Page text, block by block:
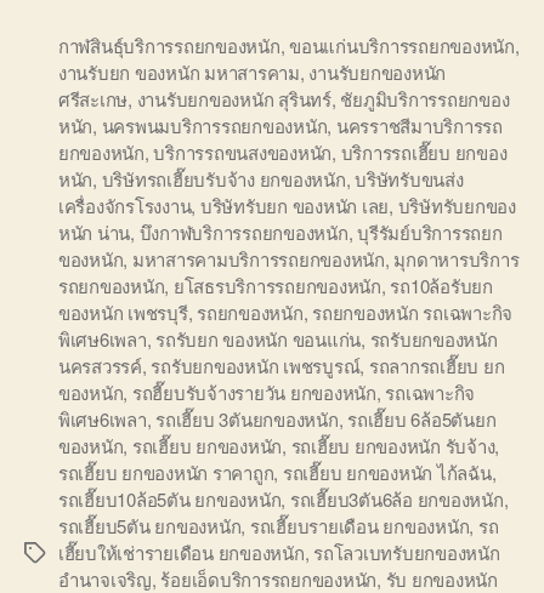
Tags
กาฬสินธุ์บริการรถยกของหนัก,ขอนแก่นบริการรถยกของหนัก,
งานรับยก ของหนัก มหาสารคาม, งานรับยกของหนัก
ศรีสะเกษ, งานรับยกของหนัก สุรินทร์, ชัยภูมิบริการรถยกของ
หนัก, นครพนมบริการรถยกของหนัก, นครราชสีมาบริการรถ
ยกของหนัก,บริการรถขนสงของหนัก, บริการรถเฮี๊ยบ ยกของ
หนัก, บริษัทรถเฮี๊ยบรับจ้าง ยกของหนัก,บริษัทรับขนส่ง
เครื่องจักรโรงงาน, บริษัทรับยก ของหนัก เลย, บริษัทรับยกของ
หนัก น่าน, บึงกาฬบริการรถยกของหนัก,บุรีรัมย์บริการรถยก
ของหนัก, มหาสารคามบริการรถยกของหนัก, มุกดาหารบริการ
รถยกของหนัก, ยโสธรบริการรถยกของหนัก, รถ10ล้อรับยก
ของหนัก เพชรบุรี, รถยกของหนัก, รถยกของหนัก รถเฉพาะกิจ
พิเศษ6เพลา, รถรับยก ของหนัก ขอนแก่น, รถรับยกของหนัก
นครสวรรค์, รถรับยกของหนัก เพชรบูรณ์, รถลากรถเฮี๊ยบ ยก
ของหนัก, รถฮี๊ยบรับจ้างรายวัน ยกของหนัก, รถเฉพาะกิจ
พิเศษ6เพลา, รถเฮี๊ยบ 3ตันยกของหนัก, รถเฮี๊ยบ 6ล้อ5ตันยก
ของหนัก, รถเฮี๊ยบ ยกของหนัก, รถเฮี๊ยบ ยกของหนัก รับจ้าง,
รถเฮี๊ยบ ยกของหนัก ราคาถูก, รถเฮี๊ยบ ยกของหนัก ไก้ลฉัน,
รถเฮี๊ยบ10ล้อ5ตัน ยกของหนัก, รถเฮี๊ยบ3ตัน6ล้อ ยกของหนัก,
รถเฮี๊ยบ5ตัน ยกของหนัก, รถเฮี๊ยบรายเดือน ยกของหนัก, รถ
เฮี๊ยบให้เช่ารายเดือน ยกของหนัก, รถโลวเบทรับยกของหนัก
อำนาจเจริญ, ร้อยเอ็ดบริการรถยกของหนัก, รับ ยกของหนัก